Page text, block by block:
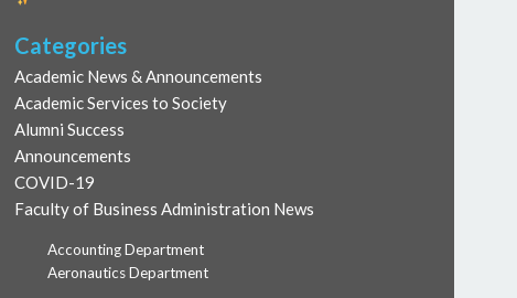
Categories
Academic News & Announcements
Academic Services to Society
Alumni Success
Announcements
COVID-19
Faculty of Business Administration News
Accounting Department
Aeronautics Department